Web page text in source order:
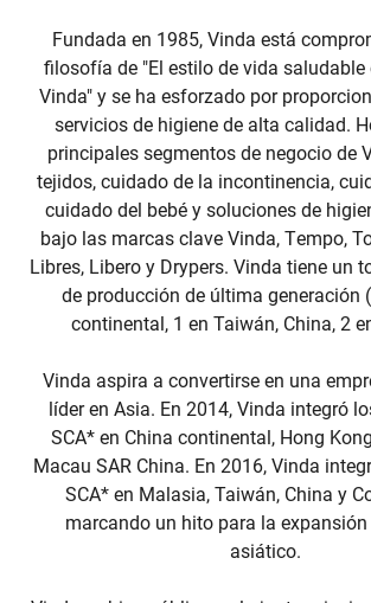
Fundada en 1985, Vinda está
filosofía de "El estilo de vida
Vinda" y se ha esforzado por
servicios de higiene de alta calidad.
principales segmentos de negocio de
tejidos, cuidado de la incontinencia,
cuidado del bebé y soluciones de
bajo las marcas clave Vinda, Tempo,
Libres, Libero y Drypers. Vinda tiene un
de producción de última generación
continental, 1 en Taiwán, China, 2
Vinda aspira a convertirse en una
líder en Asia. En 2014, Vinda integró
SCA* en China continental, Hong
Macau SAR China. En 2016, Vinda
SCA* en Malasia, Taiwán, China y
marcando un hito para la
asiático.